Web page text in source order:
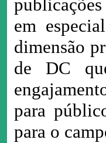
em
dimensão
de DC
para
para o